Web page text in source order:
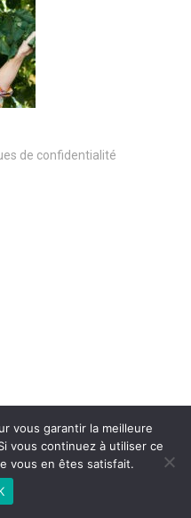
de confidentialité
vous garantir la meilleure
vous continuez à utiliser ce
vous en êtes satisfait.